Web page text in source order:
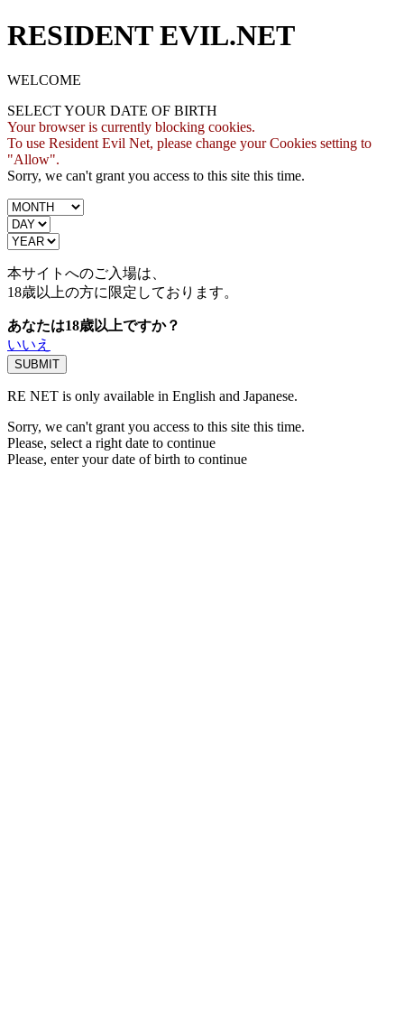
RESIDENT EVIL.NET
WELCOME
SELECT YOUR DATE OF BIRTH
Your browser is currently blocking cookies.
To use Resident Evil Net, please change your Cookies setting to
"Allow".
Sorry, we can't grant you access to this site this time.
本サイトへのご入場は、
18歳以上の方に限定しております。
あなたは18歳以上ですか？
いいえ
RE NET is only available in English and Japanese.
Sorry, we can't grant you access to this site this time.
Please, select a right date to continue
Please, enter your date of birth to continue